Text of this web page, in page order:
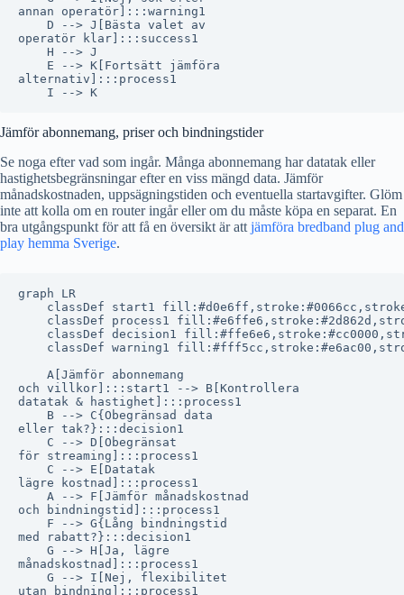
annan operatör]:::warning1
    D --> J[Bästa valet av
operatör klar]:::success1
    H --> J
    E --> K[Fortsätt jämföra
alternativ]:::process1
Jämför abonnemang, priser och bindningstider
Se noga efter vad som ingår. Många abonnemang har datatak eller
hastighetsbegränsningar efter en viss mängd data. Jämför
månadskostnaden, uppsägningstiden och eventuella startavgifter. Glöm
inte att kolla om en router ingår eller om du måste köpa en separat. En
bra utgångspunkt för att få en översikt är att jämföra bredband plug and
play hemma Sverige.
graph LR
classDef start1
classDef process1
classDef decision1
classDef warning1
    A[Jämför abonnemang
och villkor]:::start1 --> B[Kontrollera
datatak & hastighet]:::process1
    B --> C{Obegränsad data
eller tak?}:::decision1
    C --> D[Obegränsat
för streaming]:::process1
    C --> E[Datatak
lägre kostnad]:::process1
    A --> F[Jämför månadskostnad
och bindningstid]:::process1
    F --> G{Lång bindningstid
med rabatt?}:::decision1
    G --> H[Ja, lägre
månadskostnad]:::process1
    G --> I[Nej, flexibilitet
utan bindning]:::process1